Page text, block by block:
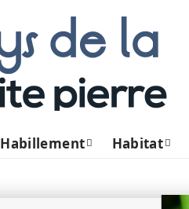
Habillement Habitat